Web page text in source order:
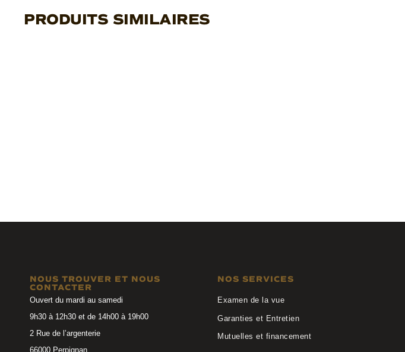
PRODUITS SIMILAIRES
NOUS TROUVER ET NOUS
CONTACTER
Ouvert du mardi au samedi
9h30 à 12h30 et de 14h00 à 19h00
2 Rue de l’argenterie
66000 Perpignan
NOS SERVICES
Examen de la vue
Garanties et Entretien
Mutuelles et financement